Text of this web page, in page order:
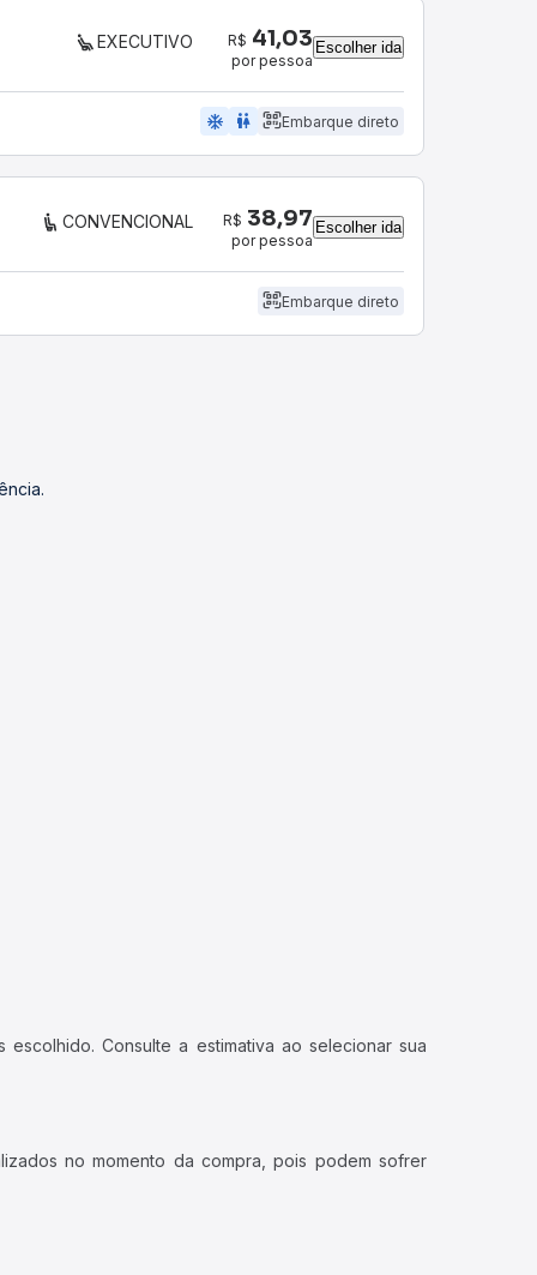
EXECUTIVO R$ 41,03
por pessoa
Escolher ida
ac_unit wc Embarque direto
CONVENCIONAL R$ 38,97
por pessoa
Escolher ida
Embarque direto
Consulte a estimativa ao selecionar sua
no momento da compra, pois podem sofrer